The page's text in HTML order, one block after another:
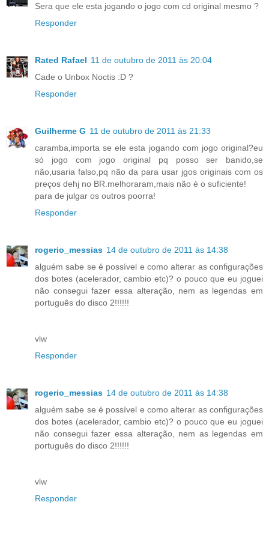
Sera que ele esta jogando o jogo com cd original mesmo ?
Responder
Rated Rafael 11 de outubro de 2011 às 20:04
Cade o Unbox Noctis :D ?
Responder
Guilherme G 11 de outubro de 2011 às 21:33
caramba,importa se ele esta jogando com jogo original?eu
só jogo com jogo original pq posso ser banido,se
não,usaria falso,pq não da para usar jgos originais com os
preços dehj no BR.melhoraram,mais não é o suficiente!
para de julgar os outros poorra!
Responder
rogerio_messias 14 de outubro de 2011 às 14:38
alguém sabe se é possível e como alterar as configurações
dos botes (acelerador, cambio etc)? o pouco que eu joguei
não consegui fazer essa alteração, nem as legendas em
português do disco 2!!!!!!
vlw
Responder
rogerio_messias 14 de outubro de 2011 às 14:38
alguém sabe se é possível e como alterar as configurações
dos botes (acelerador, cambio etc)? o pouco que eu joguei
não consegui fazer essa alteração, nem as legendas em
português do disco 2!!!!!!
vlw
Responder